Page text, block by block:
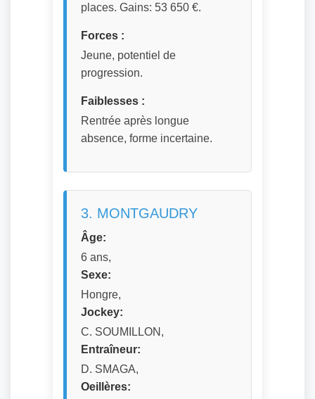
places. Gains: 53 650 €.
Forces :
Jeune, potentiel de
progression.
Faiblesses :
Rentrée après longue
absence, forme incertaine.
3. MONTGAUDRY
Âge:
6 ans,
Sexe:
Hongre,
Jockey:
C. SOUMILLON,
Entraîneur:
D. SMAGA,
Oeillères: